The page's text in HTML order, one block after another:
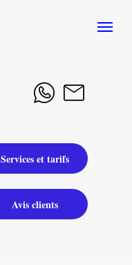
Services et tarifs
Avis clients